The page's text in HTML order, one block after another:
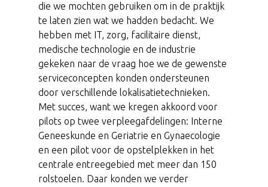
die we mochten gebruiken om in de praktijk
te laten zien wat we hadden bedacht. We
hebben met IT, zorg, facilitaire dienst,
medische technologie en de industrie
gekeken naar de vraag hoe we de gewenste
serviceconcepten konden ondersteunen
door verschillende lokalisatietechnieken.
Met succes, want we kregen akkoord voor
pilots op twee verpleegafdelingen: Interne
Geneeskunde en Geriatrie en Gynaecologie
en een pilot voor de opstelplekken in het
centrale entreegebied met meer dan 150
rolstoelen. Daar konden we verder